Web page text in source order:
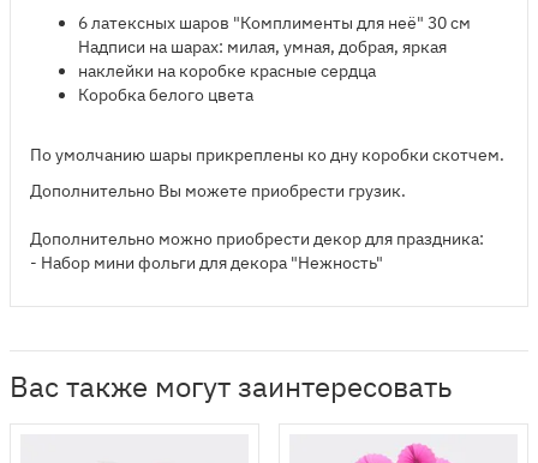
6 латексных шаров "Комплименты для неё" 30 см
Надписи на шарах: милая, умная, добрая, яркая
наклейки на коробке красные сердца
Коробка белого цвета
По умолчанию шары прикреплены ко дну коробки скотчем.
Дополнительно Вы можете приобрести грузик.
Дополнительно можно приобрести декор для праздника:
- Набор мини фольги для декора "Нежность"
Вас также могут заинтересовать